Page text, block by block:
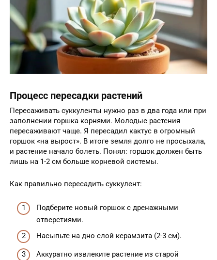
Процесс пересадки растений
Пересаживать суккуленты нужно раз в два года или при
заполнении горшка корнями. Молодые растения
пересаживают чаще. Я пересадил кактус в огромный
горшок «на вырост». В итоге земля долго не просыхала,
и растение начало болеть. Понял: горшок должен быть
лишь на 1-2 см больше корневой системы.
Как правильно пересадить суккулент:
Подберите новый горшок с дренажными
отверстиями.
Насыпьте на дно слой керамзита (2-3 см).
Аккуратно извлеките растение из старой